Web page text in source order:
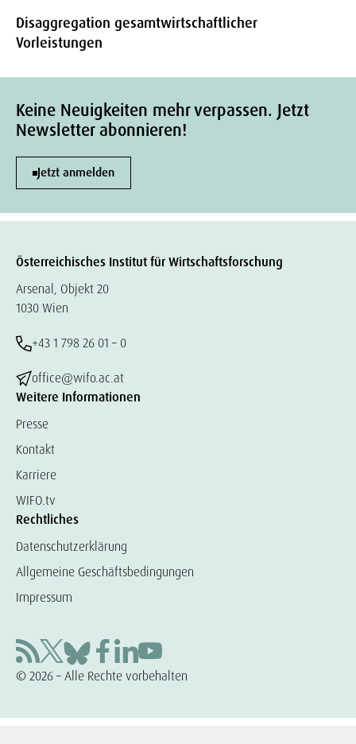
Disaggregation gesamtwirtschaftlicher
Vorleistungen
Keine Neuigkeiten mehr verpassen. Jetzt
Newsletter abonnieren!
Jetzt anmelden
Österreichisches Institut für Wirtschaftsforschung
Arsenal, Objekt 20
1030 Wien
+43 1 798 26 01 – 0
office@wifo.ac.at
Weitere Informationen
Presse
Kontakt
Karriere
WIFO.tv
Rechtliches
Datenschutzerklärung
Allgemeine Geschäftsbedingungen
Impressum
© 2026 – Alle Rechte vorbehalten